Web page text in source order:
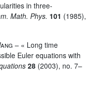
in three-
Math. Phys. 101 (1985),
– « Long time
Euler equations with
28 (2003), no. 7–